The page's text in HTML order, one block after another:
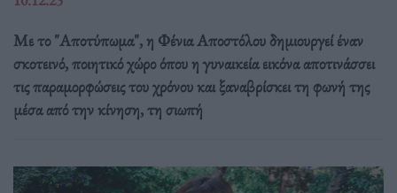
Με το "Αποτύπωμα", η Φένια Αποστόλου δημιουργεί έναν
σκοτεινό, ποιητικό χώρο όπου η γυναικεία εικόνα αποτινάσσει
τις παραμορφώσεις του χρόνου και ξαναβρίσκει τη φωνή της
μέσα από την κίνηση, τη σιωπή